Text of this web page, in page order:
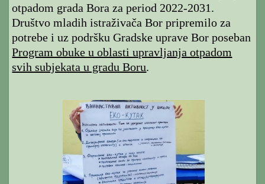
otpadom grada Bora za period 2022-2031.
Društvo mladih istraživača Bor pripremilo za
potrebe i uz podršku Gradske uprave Bor poseban
Program obuke u oblasti upravljanja otpadom
svih subjekata u gradu Boru.